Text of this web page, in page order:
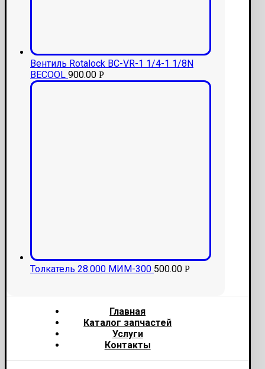
Вентиль Rotalock BC-VR-1 1/4-1 1/8N
BECOOL 900.00 Р
Толкатель 28.000 МИМ-300 500.00 Р
Главная
Каталог запчастей
Услуги
Контакты